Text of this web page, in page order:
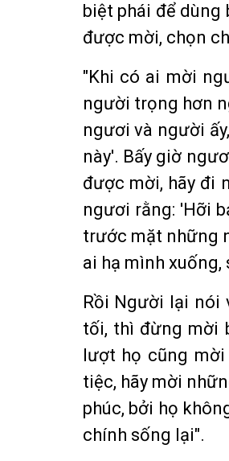
biệt phái để dùng
được mời, chọn
"Khi có ai mời
người trọng hơn
ngươi và người
này'. Bấy giờ
được mời, hãy đi
ngươi rằng: 'Hỡi
trước mặt những
ai hạ mình xuống,
Rồi Người lại nói
tối, thì đừng mời
lượt họ cũng
tiệc, hãy mời
phúc, bởi họ
chính sống lại".